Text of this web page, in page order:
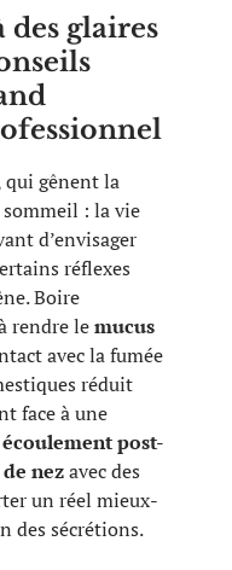
des glaires
qui gênent la
: la vie
d’envisager
réflexes
Boire
rendre lemucus
avec la fumée
réduit
face à une
écoulement post-
nezavec des
un réel mieux-
des sécrétions.